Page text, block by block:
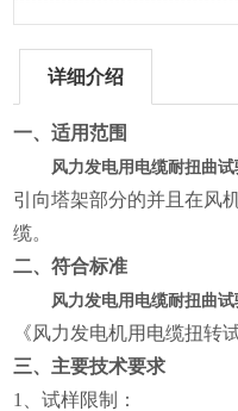
详细介绍
一、适用范围
风力发电用电缆耐扭曲
引向塔架部分的并且在风
缆。
二、符合标准
风力发电用电缆耐扭曲
《风力发电机用电缆扭转
三、主要技术要求
1
、试样限制：